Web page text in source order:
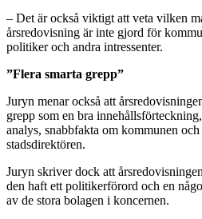
– Det är också viktigt att veta vilken
årsredovisning är inte gjord för
politiker och andra intressenter.
”Flera smarta grepp”
Juryn menar också att
grepp som en bra
analys, snabbfakta om kommunen
stadsdirektören.
Juryn skriver dock att
den haft ett politikerförord och en
av de stora bolagen i koncernen.